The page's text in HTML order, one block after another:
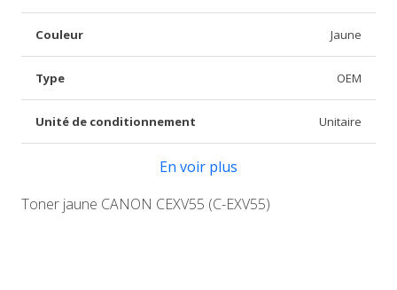
Couleur Jaune
Type OEM
Unité de conditionnement Unitaire
En voir plus
Toner jaune CANON CEXV55 (C-EXV55)